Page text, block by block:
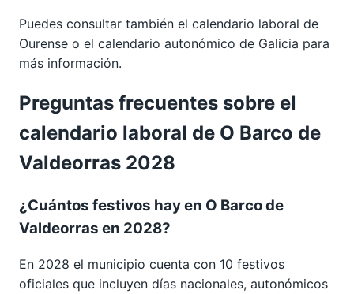
Puedes consultar también el calendario laboral de
Ourense o el calendario autonómico de Galicia para
más información.
Preguntas frecuentes sobre el
calendario laboral de O Barco de
Valdeorras 2028
¿Cuántos festivos hay en O Barco de
Valdeorras en 2028?
En 2028 el municipio cuenta con 10 festivos
oficiales que incluyen días nacionales, autonómicos